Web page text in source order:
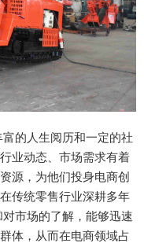
的人生阅历和一定的社
业动态、市场需求有着
源，为他们投身电商创
传统零售行业深耕多年
市场的了解，能够迅速
体，从而在电商领域占